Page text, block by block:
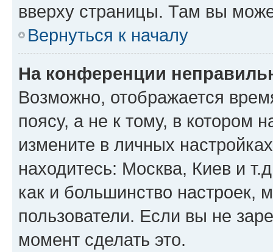
вверху страницы. Там вы
Вернуться к началу
На конференции
Возможно, отображается
поясу, а не к тому, в котором
измените в личных
находитесь: Москва, Киев и
как и большинство настроек,
пользователи. Если вы не
момент сделать это.